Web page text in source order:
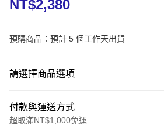
NT$2,380
預購商品：預計 5 個工作天出貨
請選擇商品選項
付款與運送方式
超取滿NT$1,000免運